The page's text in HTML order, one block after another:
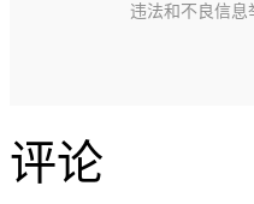
违法和不良信息
评论